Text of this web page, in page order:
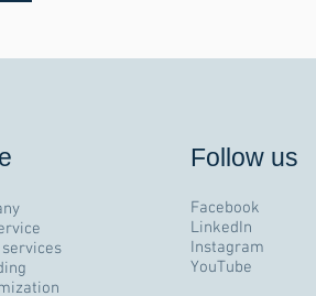
Follow us
Facebook
LinkedIn
Instagram
YouTube